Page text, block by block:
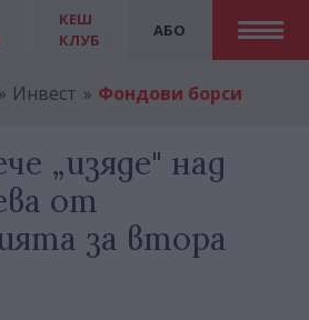
АБО
КЕШ
КЛУБ
Инвест Фондови борси
„изяде" над
от
за втора